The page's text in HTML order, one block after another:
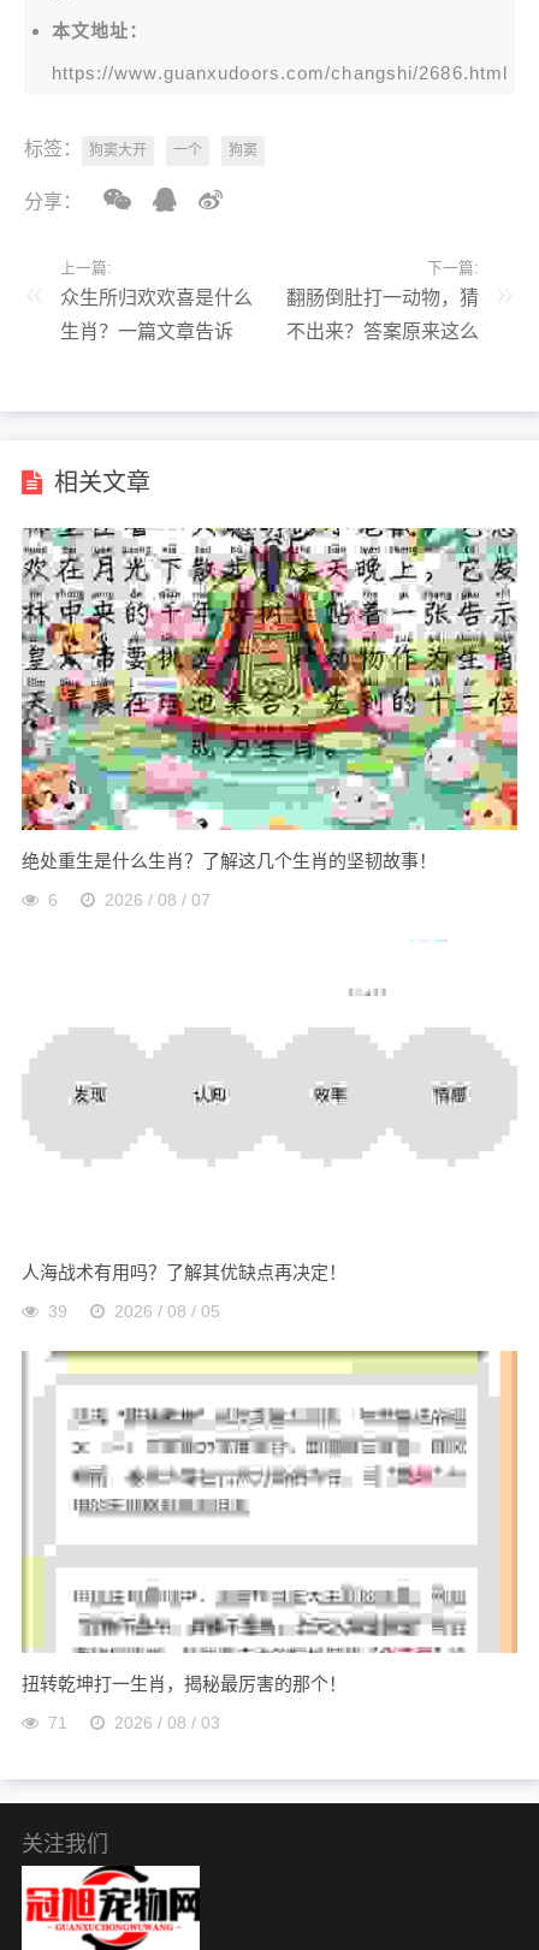
本文地址：
https://www.guanxudoors.com/changshi/2686.html
标签： 狗窦大开 一个 狗窦
分享：
上一篇:
众生所归欢欢喜是什么
生肖？一篇文章告诉
下一篇:
翻肠倒肚打一动物，猜
不出来？答案原来这么
相关文章
绝处重生是什么生肖？了解这几个生肖的坚韧故事！
6 2026 / 08 / 07
人海战术有用吗？了解其优缺点再决定！
39 2026 / 08 / 05
扭转乾坤打一生肖，揭秘最厉害的那个！
71 2026 / 08 / 03
关注我们